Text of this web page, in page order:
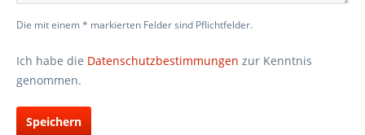
Die mit einem * markierten Felder sind Pflichtfelder.
Ich habe die Datenschutzbestimmungen zur Kenntnis
genommen.
Speichern